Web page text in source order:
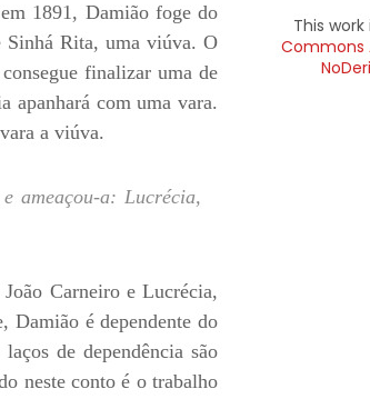
1891, Damião foge do
Sinhá Rita, uma viúva. O
finalizar uma de
apanhará com uma vara.
a viúva.
ameaçou-a: Lucrécia,
Carneiro e Lucrécia,
Damião é dependente do
de dependência são
neste conto é o trabalho
This